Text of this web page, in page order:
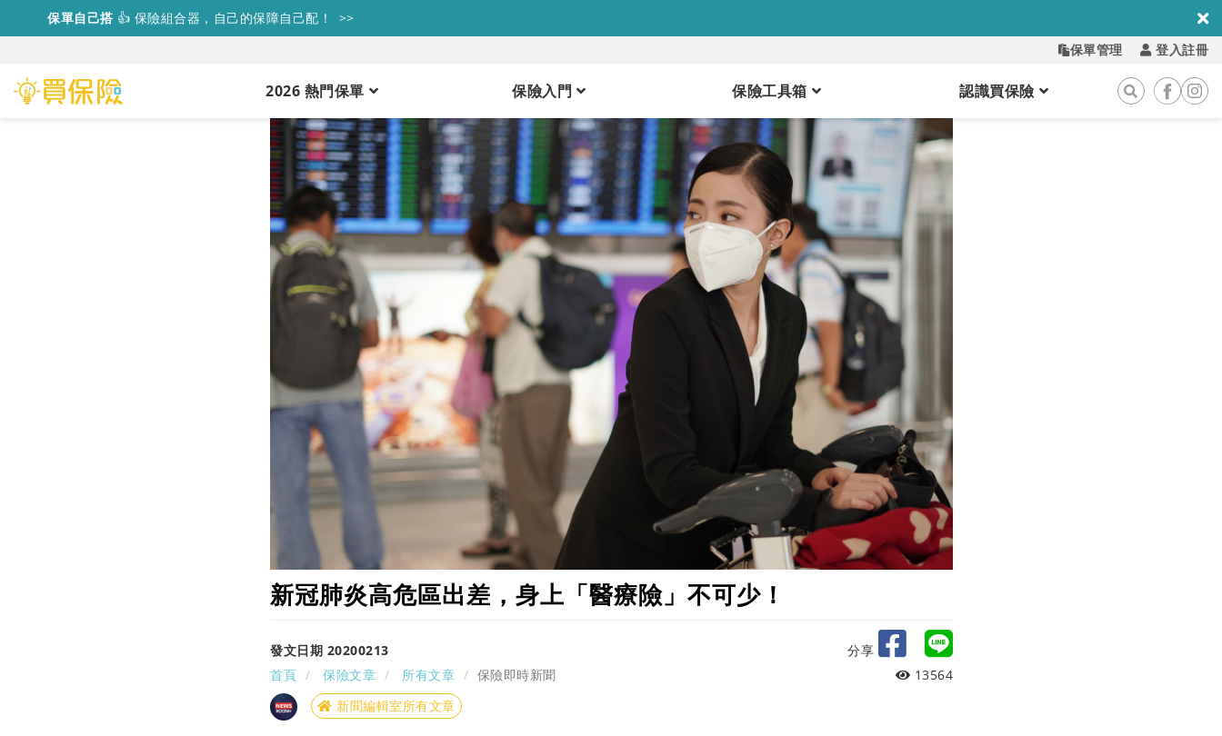
保單自己搭 👍 保險組合器，自己的保障自己配！ >>
保單管理
登入註冊
2026 熱門保單 保險入門 保險工具箱 認識買保險
新冠肺炎高危區出差，身上「醫療險」不可少！
發文日期 20200213
分享
首頁
保險文章 所有文章 保險即時新聞
13564
新聞編輯室所有文章